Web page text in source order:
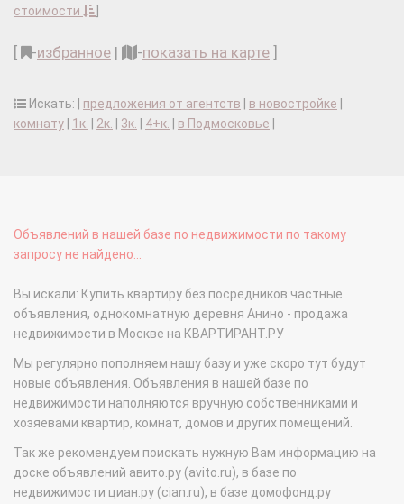
стоимости
-избранное | -показать на карте
Искать: | предложения от агентств в новостройке
комнату
1к. 2к. 3к. 4+к. в Подмосковье
Объявлений в нашей базе по недвижимости по такому
запросу не найдено...
Вы искали: Купить квартиру без посредников частные
объявления, однокомнатную деревня Анино - продажа
недвижимости в Москве на КВАРТИРАНТ.РУ
Мы регулярно пополняем нашу базу и уже скоро тут будут
новые объявления. Объявления в нашей базе по
недвижимости наполняются вручную собственниками и
хозяевами квартир, комнат, домов и других помещений.
Так же рекомендуем поискать нужную Вам информацию на
доске объявлений авито.ру (avito.ru), в базе по
недвижимости циан.ру (cian.ru), в базе домофонд.ру